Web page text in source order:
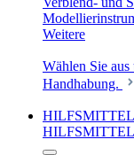
Weitere
Wählen Sie aus
Handhabung.
HILFSMITTEL
HILFSMITTEL